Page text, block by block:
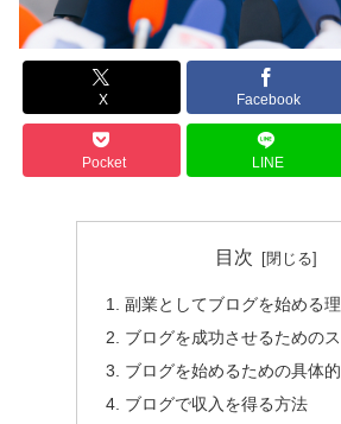
X Facebook
Pocket LINE
目次
副業としてブログを始める
ブログを成功させるための
ブログを始めるための具体
ブログで収入を得る方法